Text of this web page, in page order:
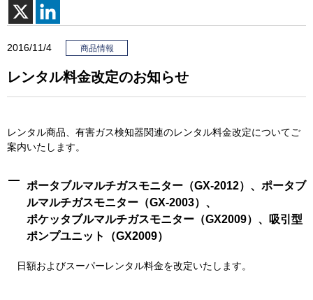
2016/11/4 商品情報
レンタル料金改定のお知らせ
レンタル商品、有害ガス検知器関連のレンタル料金改定についてご
案内いたします。
ポータブルマルチガスモニター（GX-2012）、ポータブ
ルマルチガスモニター（GX-2003）、
ポケッタブルマルチガスモニター（GX2009）、吸引型
ポンプユニット（GX2009）
日額およびスーパーレンタル料金を改定いたします。